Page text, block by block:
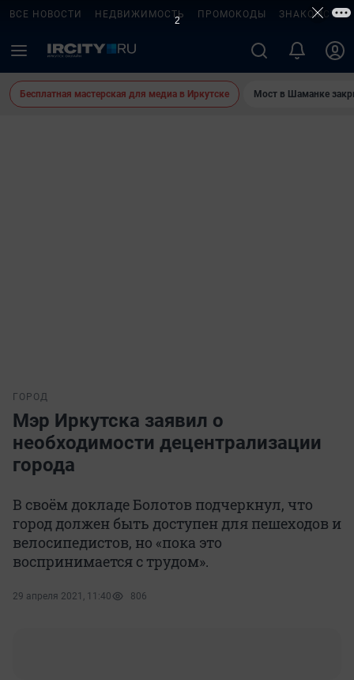
ВСЕ НОВОСТИ НЕДВИЖИМОСТЬ ПРОМОКОДЫ ЗНАКОМСТВА
Бесплатная мастерская для медиа в Иркутске Мост в Шаманке
ГОРОД
Мэр Иркутска заявил о
необходимости децентрализации
города
В своём докладе Болотов подчеркнул, что
город должен быть доступен для пешеходов и
велосипедистов, но «пока это
воспринимается с трудом».
29 апреля 2021, 11:40 806
1